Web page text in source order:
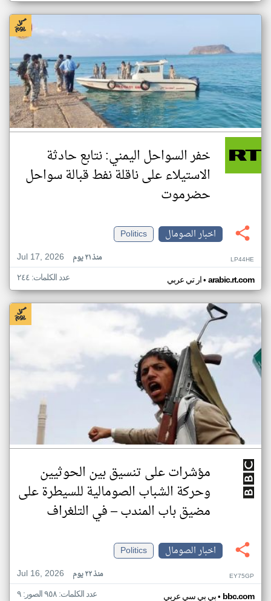
خفر السواحل اليمني: نتابع حادثة
الاستيلاء على ناقلة نفط قبالة سواحل
حضرموت
اخبار الصومال
Politics
Jul 17, 2026
منذ ٢١ يوم LP44HE
ار تي عربي• arabic.rt.com عدد الكلمات: ٢٤٤
مؤشرات على تنسيق بين الحوثيين
وحركة الشباب الصومالية للسيطرة على
مضيق باب المندب – في التلغراف
اخبار الصومال
Politics
Jul 16, 2026
منذ ٢٢ يوم EY75GP
بي بي سي عربي• bbc.com عدد الكلمات: ٩٥٨ الصور: ٩